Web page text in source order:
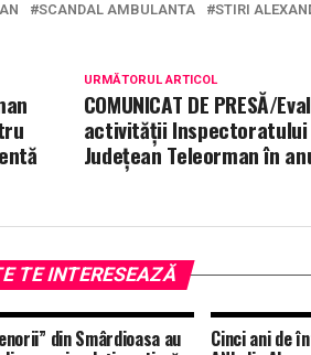
SCANDAL AMBULANTA
STIRI
URMĂTORUL ARTICOL
COMUNICAT DE PRESĂ/
activității Inspectoratului
Judeţean Teleorman în
TE INTERESEAZĂ
din Smârdioasa au Cinci ani de